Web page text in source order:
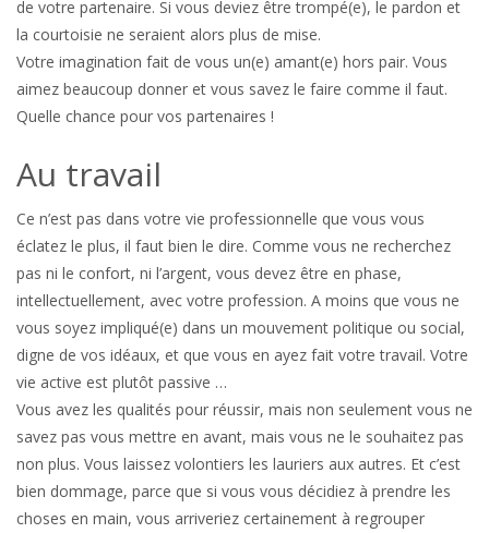
de votre partenaire. Si vous deviez être trompé(e), le pardon et
la courtoisie ne seraient alors plus de mise.
Votre imagination fait de vous un(e) amant(e) hors pair. Vous
aimez beaucoup donner et vous savez le faire comme il faut.
Quelle chance pour vos partenaires !
Au travail
Ce n’est pas dans votre vie professionnelle que vous vous
éclatez le plus, il faut bien le dire. Comme vous ne recherchez
pas ni le confort, ni l’argent, vous devez être en phase,
intellectuellement, avec votre profession. A moins que vous ne
vous soyez impliqué(e) dans un mouvement politique ou social,
digne de vos idéaux, et que vous en ayez fait votre travail. Votre
vie active est plutôt passive …
Vous avez les qualités pour réussir, mais non seulement vous ne
savez pas vous mettre en avant, mais vous ne le souhaitez pas
non plus. Vous laissez volontiers les lauriers aux autres. Et c’est
bien dommage, parce que si vous vous décidiez à prendre les
choses en main, vous arriveriez certainement à regrouper